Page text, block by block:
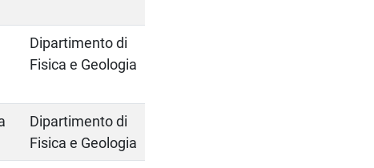
Dipartimento di
Fisica e Geologia
Dipartimento di
Fisica e Geologia